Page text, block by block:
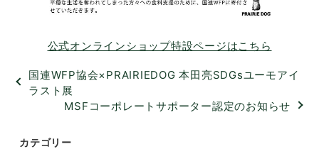
公式オンラインショップ特設ページはこちら
国連WFP協会×PRAIRIEDOG 本田亮SDGsユーモアイ
ラスト展
MSFコーポレートサポーター認定のお知らせ